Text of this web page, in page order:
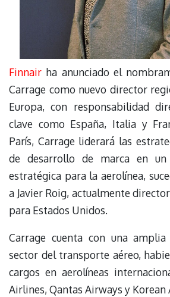
Finnair ha anunciado el
Carrage como nuevo director
Europa, con responsabilidad
clave como España, Italia y
París, Carrage liderará las
de desarrollo de marca en un
estratégica para la aerolínea,
a Javier Roig, actualmente
para Estados Unidos.
Carrage cuenta con una
sector del transporte aéreo,
cargos en aerolíneas
Airlines, Qantas Airways y Korean